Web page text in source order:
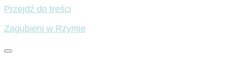
Przejdź do treści
Zagubieni w Rzymie